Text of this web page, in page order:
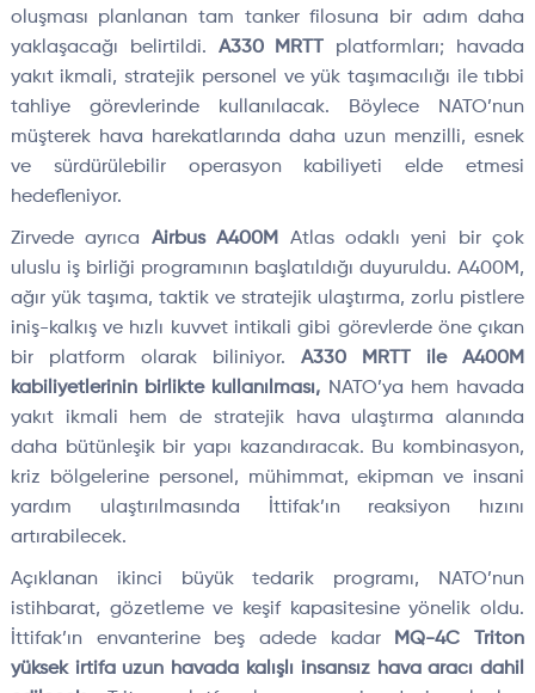
oluşması planlanan tam tanker filosuna bir adım daha
yaklaşacağı belirtildi. A330 MRTT
platformları; havada
yakıt ikmali, stratejik personel ve yük taşımacılığı ile tıbbi
tahliye görevlerinde kullanılacak. Böylece NATO’nun
müşterek hava harekatlarında daha uzun menzilli, esnek
ve sürdürülebilir operasyon kabiliyeti elde etmesi
hedefleniyor.
Zirvede ayrıca Airbus A400M
Atlas odaklı yeni bir çok
uluslu iş birliği programının başlatıldığı duyuruldu. A400M,
ağır yük taşıma, taktik ve stratejik ulaştırma, zorlu pistlere
iniş-kalkış ve hızlı kuvvet intikali gibi görevlerde öne çıkan
bir platform olarak biliniyor.A330 MRTT ile A400M
kabiliyetlerinin birlikte kullanılması, NATO’ya hem havada
yakıt ikmali hem de stratejik hava ulaştırma alanında
daha bütünleşik bir yapı kazandıracak. Bu kombinasyon,
kriz bölgelerine personel, mühimmat, ekipman ve insani
yardım ulaştırılmasında İttifak’ın reaksiyon hızını
artırabilecek.
Açıklanan ikinci büyük tedarik programı, NATO’nun
istihbarat, gözetleme ve keşif kapasitesine yönelik oldu.
İttifak’ın envanterine beş adede kadar
MQ-4C Triton
yüksek irtifa uzun havada kalışlı insansız hava aracı dahil